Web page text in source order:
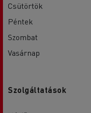
Csütörtök
Péntek
Szombat
Vasárnap
Szolgáltatások